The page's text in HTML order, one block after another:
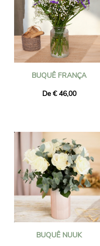
BUQUÊ FRANÇA
De € 46,00
BUQUÊ NUUK